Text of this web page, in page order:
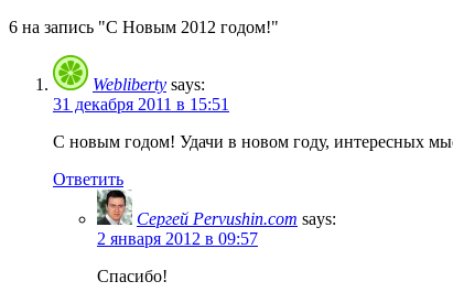
6 на запись "С Новым 2012 годом!"
Webliberty says:
31 декабря 2011 в 15:51
С новым годом! Удачи в новом году, интересных
Ответить
Сергей Pervushin.com says:
2 января 2012 в 09:57
Спасибо!